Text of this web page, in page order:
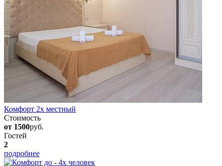
Комфорт 2х местный
Стоимость
от 1500руб.
Гостей
2
подробнее